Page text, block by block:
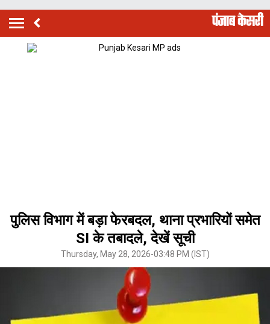
पुलिस विभाग में बड़ा फेरबदल, थाना प्रभारियों समेत
SI के तबादले, देखें सूची
Thursday, May 28, 2026-03:48 PM (IST)